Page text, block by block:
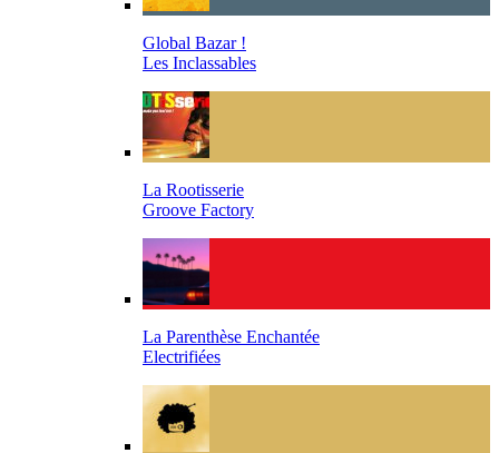
Global Bazar !
Les Inclassables
La Rootisserie
Groove Factory
La Parenthèse Enchantée
Electrifiées